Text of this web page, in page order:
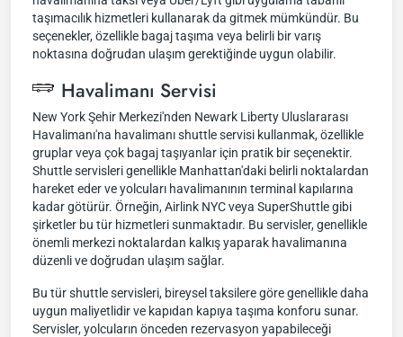
taşımacılık hizmetleri kullanarak da gitmek mümkündür. Bu
seçenekler, özellikle bagaj taşıma veya belirli bir varış
noktasına doğrudan ulaşım gerektiğinde uygun olabilir.
Havalimanı Servisi
New York Şehir Merkezi'nden Newark Liberty Uluslararası
Havalimanı'na havalimanı shuttle servisi kullanmak, özellikle
gruplar veya çok bagaj taşıyanlar için pratik bir seçenektir.
Shuttle servisleri genellikle Manhattan'daki belirli noktalardan
hareket eder ve yolcuları havalimanının terminal kapılarına
kadar götürür. Örneğin, Airlink NYC veya SuperShuttle gibi
şirketler bu tür hizmetleri sunmaktadır. Bu servisler, genellikle
önemli merkezi noktalardan kalkış yaparak havalimanına
düzenli ve doğrudan ulaşım sağlar.
Bu tür shuttle servisleri, bireysel taksilere göre genellikle daha
uygun maliyetlidir ve kapıdan kapıya taşıma konforu sunar.
Servisler, yolcuların önceden rezervasyon yapabileceği